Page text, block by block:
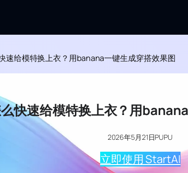
速给模特换上衣？用banana一键生成穿搭效果图
快速给模特换上衣？用
2026年5月21日PUPU
立即使用 StartAI